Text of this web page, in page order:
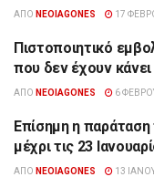
ΑΠΌ NEOIAGONES 17
ΕΠΙΚΑΙΡΌΤΗΤΑ
Πιστοποιητικό
που δεν έχουν
ΑΠΌ NEOIAGONES 6
ΕΠΙΚΑΙΡΌΤΗΤΑ
Επίσημη η
μέχρι τις 23
ΑΠΌ NEOIAGONES 13